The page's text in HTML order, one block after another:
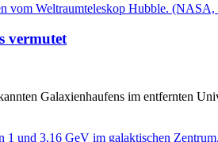
vermutet
Galaxienhaufens im entfernten